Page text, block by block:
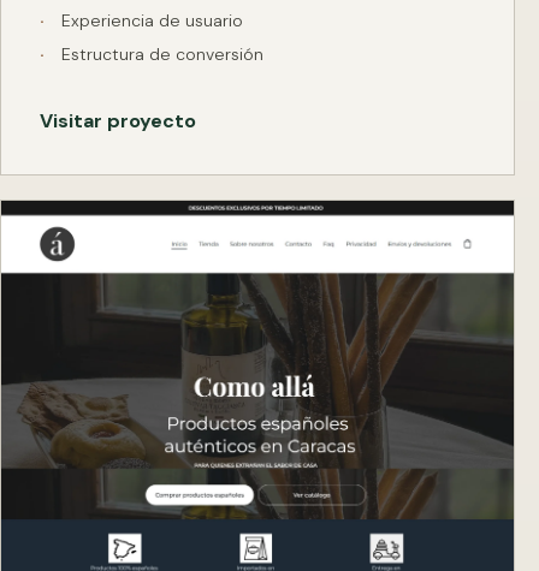
Experiencia de usuario
Estructura de conversión
Visitar proyecto